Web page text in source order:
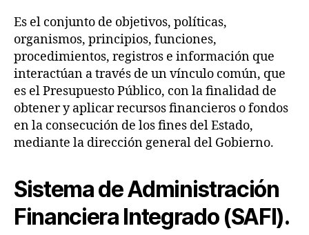
Es el conjunto de objetivos, políticas,
organismos, principios, funciones,
procedimientos, registros e información que
interactúan a través de un vínculo común, que
es el Presupuesto Público, con la finalidad de
obtener y aplicar recursos financieros o fondos
en la consecución de los fines del Estado,
mediante la dirección general del Gobierno.
Sistema de Administración
Financiera Integrado (SAFI).
A
m